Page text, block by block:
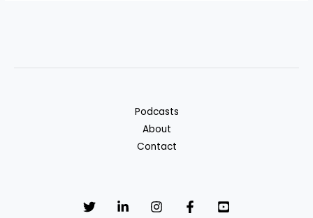
Podcasts
About
Contact